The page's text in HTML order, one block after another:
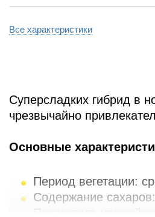
Все характеристики
Суперсладких гибрид в
чрезвычайно
Основные
Период вегетации:
Содержание
Показатель